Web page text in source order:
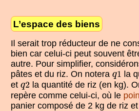
L’espace des biens
Il serait trop réducteur de ne
bien car celui-ci peut souvent
autre. Pour simplifier,
pâtes et du riz. On noteraq1
q1 la
etq2
q2 la quantité de riz (en kg).
repère comme celui-ci, où le
panier composé de 2 kg de riz